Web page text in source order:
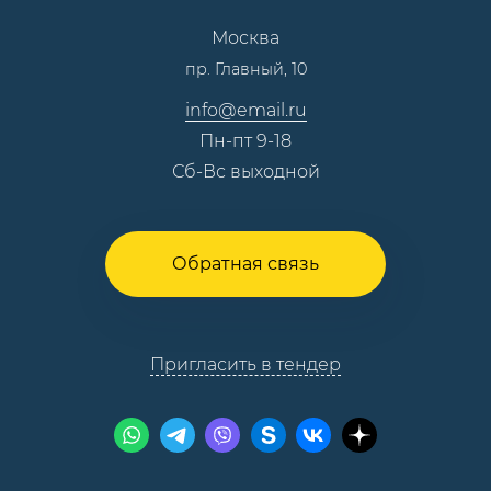
Москва
пр. Главный, 10
info@email.ru
Пн-пт 9-18
Сб-Вс выходной
Обратная связь
Пригласить в тендер